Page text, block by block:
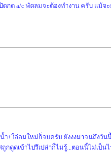
กด a/c พัดลมจะต้องทำงาน ครับ แม้
+ใล่ลมใหม่ก็จบครับ ยังงงมาจนถึงวั
กดูดเข้าไปรึเปล่าก็ไม่รู้...ตอนนี้ไม่เป็น